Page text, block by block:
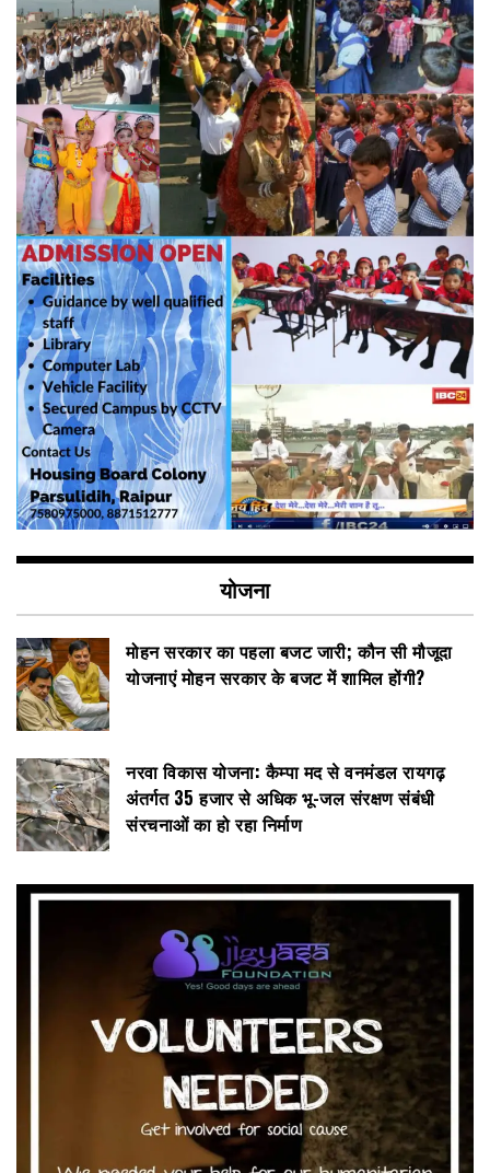
योजना
मोहन सरकार का पहला बजट जारी; कौन सी मौजूदा
योजनाएं मोहन सरकार के बजट में शामिल होंगी?
नरवा विकास योजना: कैम्पा मद से वनमंडल रायगढ़
अंतर्गत 35 हजार से अधिक भू-जल संरक्षण संबंधी
संरचनाओं का हो रहा निर्माण